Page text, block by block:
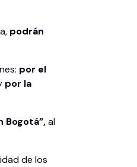
podrán
por el
por la
Bogotá”,al
de los